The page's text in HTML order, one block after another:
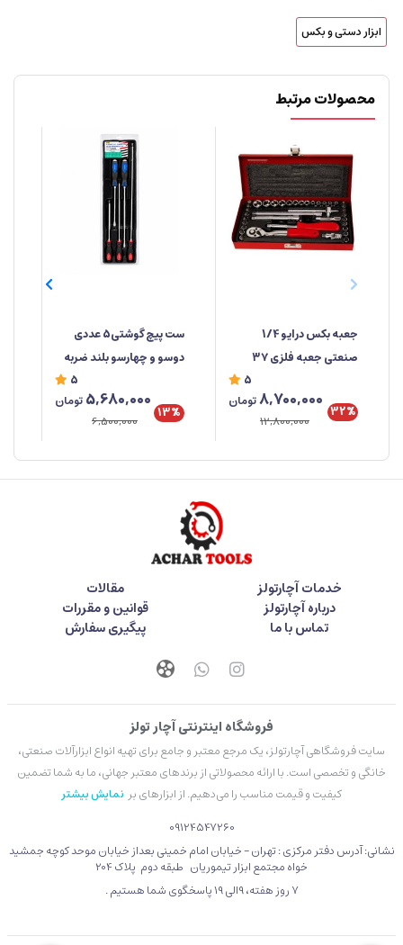
ابزار دستی و بکس
محصولات مرتبط
جعبه‌ بکس درایو 1/4
صنعتی جعبه فلزی ۳۷
5
32%
8,700,000تومان
12,800,000
ست پیچ گوشتی5 عددی
دوسو و چهارسو بلند ضربه
خور برند راهسول ساخت
تایوان
5
13%
5,680,000تومان
6,500,000
خدمات آچارتولز
مقالات
درباره آچارتولز
قوانین و مقررات
تماس با ما
پیگیری سفارش
فروشگاه اینترنتی آچار تولز
سایت فروشگاهی آچارتولز، یک مرجع معتبر و جامع برای تهیه انواع ابزارآلات صنعتی،
خانگی و تخصصی است. با ارائه محصولاتی از برندهای معتبر جهانی، ما به شما تضمین
کیفیت و قیمت مناسب را می‌دهیم. از ابزارهای بر نمایش بیشتر
09124547260
نشانی: آدرس دفتر مرکزی : تهران - خیابان امام خمینی بعداز خیابان موحد کوچه جمشید
خواه مجتمع ابزار تیموریان طبقه دوم پلاک 204
۷ روز هفته، 9الی 19 پاسخگوی شما هستیم .